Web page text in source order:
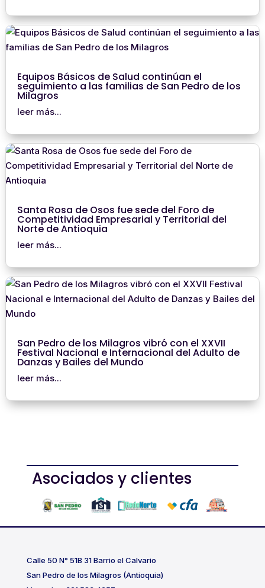
Equipos Básicos de Salud continúan el
seguimiento a las familias de San Pedro de los
Milagros
leer más...
Santa Rosa de Osos fue sede del Foro de
Competitividad Empresarial y Territorial del
Norte de Antioquia
leer más...
San Pedro de los Milagros vibró con el XXVII
Festival Nacional e Internacional del Adulto de
Danzas y Bailes del Mundo
leer más...
Asociados y clientes
Calle 50 N° 51B 31 Barrio el Calvario
San Pedro de los Milagros (Antioquia)